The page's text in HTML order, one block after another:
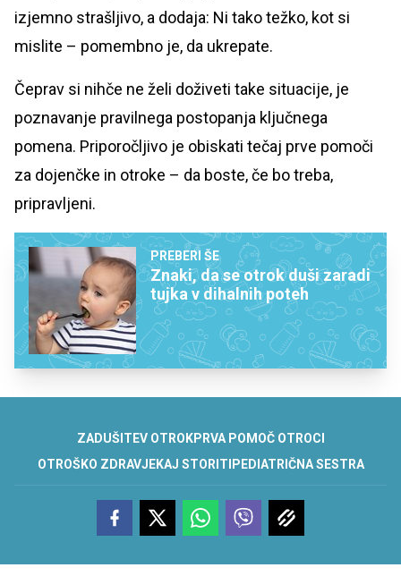
izjemno strašljivo, a dodaja: Ni tako težko, kot si
mislite – pomembno je, da ukrepate.
Čeprav si nihče ne želi doživeti take situacije, je
poznavanje pravilnega postopanja ključnega
pomena. Priporočljivo je obiskati tečaj prve pomoči
za dojenčke in otroke – da boste, če bo treba,
pripravljeni.
PREBERI ŠE
Znaki, da se otrok duši zaradi
tujka v dihalnih poteh
ZADUŠITEV OTROKPRVA POMOČ OTROCI
OTROŠKO ZDRAVJEKAJ STORITI PEDIATRIČNA SESTRA